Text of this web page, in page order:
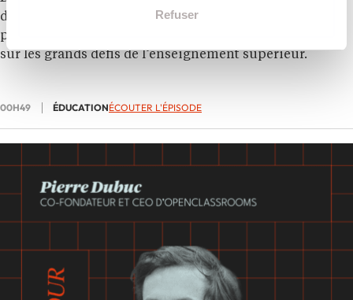
Refuser
directrice générale de
NEOMA Business School
présidente de la
sur les grands défis de l’enseignement supérieur.
00H49 ÉDUCATIONÉCOUTER L'ÉPISODE